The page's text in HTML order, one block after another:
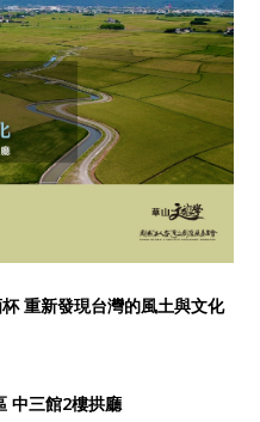
重新發現台灣的風土與文化
中三館2樓拱廳